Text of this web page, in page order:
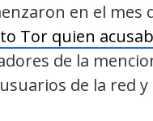
en el mes
Tor quien
de la
de la red y